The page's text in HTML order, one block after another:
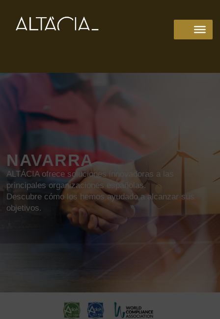
NAVARRA
ALTÁCIA ofrece soluciones innovadoras a las
principales organizaciones españolas.
Descubre cómo los hemos ayudado a alcanzar sus
objetivos.